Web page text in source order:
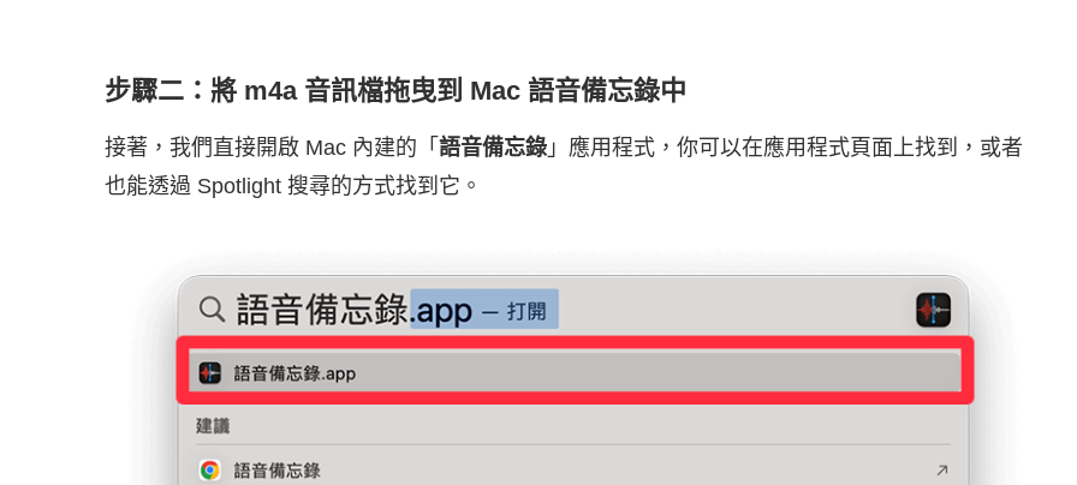
步驟二：將 m4a 音訊檔拖曳到 Mac 語音備忘錄中
接著，我們直接開啟 Mac 內建的「 語音備忘錄 」應用程式，你可以在應用程式頁面上找到，或者
也能透過 Spotlight 搜尋的方式找到它。